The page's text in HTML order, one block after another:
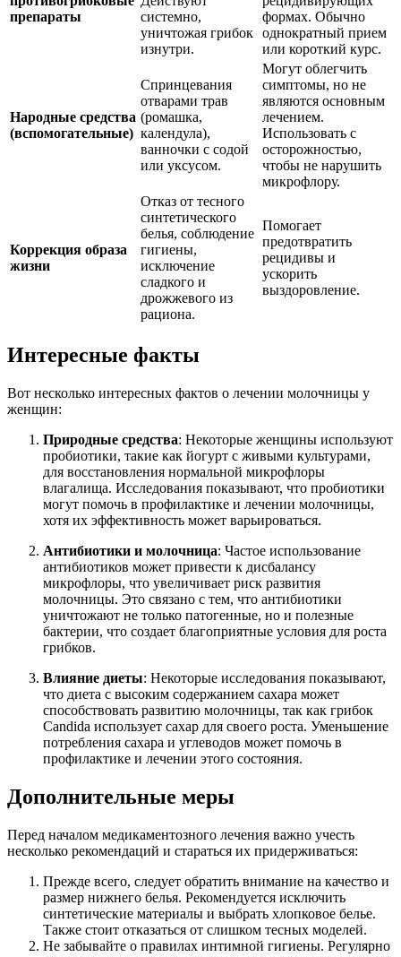
препараты
системно,
уничтожая грибок
изнутри.
формах. Обычно
однократный прием
или короткий курс.
Народные средства
(вспомогательные)
Спринцевания
отварами трав
(ромашка,
календула),
ванночки с содой
или уксусом.
Могут облегчить
симптомы, но не
являются основным
лечением.
Использовать с
осторожностью,
чтобы не нарушить
микрофлору.
Коррекция образа
жизни
Отказ от тесного
синтетического
белья, соблюдение
гигиены,
исключение
сладкого и
дрожжевого из
рациона.
Помогает
предотвратить
рецидивы и
ускорить
выздоровление.
Интересные факты
Вот несколько интересных фактов о лечении молочницы у
женщин:
Природные средства: Некоторые женщины используют
пробиотики, такие как йогурт с живыми культурами,
для восстановления нормальной микрофлоры
влагалища. Исследования показывают, что пробиотики
могут помочь в профилактике и лечении молочницы,
хотя их эффективность может варьироваться.
Антибиотики и молочница: Частое использование
антибиотиков может привести к дисбалансу
микрофлоры, что увеличивает риск развития
молочницы. Это связано с тем, что антибиотики
уничтожают не только патогенные, но и полезные
бактерии, что создает благоприятные условия для роста
грибков.
Влияние диеты: Некоторые исследования показывают,
что диета с высоким содержанием сахара может
способствовать развитию молочницы, так как грибок
Candida использует сахар для своего роста. Уменьшение
потребления сахара и углеводов может помочь в
профилактике и лечении этого состояния.
Дополнительные меры
Перед началом медикаментозного лечения важно учесть
несколько рекомендаций и стараться их придерживаться:
Прежде всего, следует обратить внимание на качество и
размер нижнего белья. Рекомендуется исключить
синтетические материалы и выбрать хлопковое белье.
Также стоит отказаться от слишком тесных моделей.
Не забывайте о правилах интимной гигиены. Регулярно